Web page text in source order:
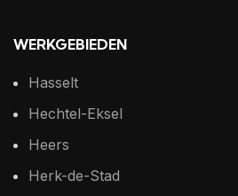
WERKGEBIEDEN
Hasselt
Hechtel-Eksel
Heers
Herk-de-Stad